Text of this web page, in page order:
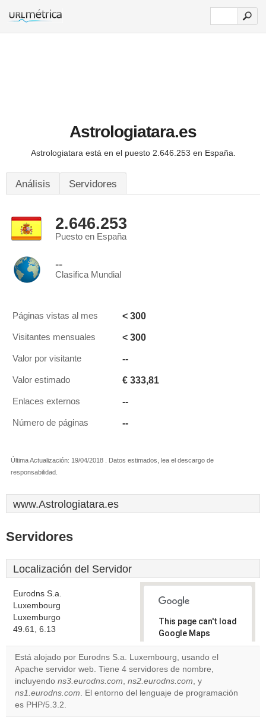
Astrologiatara.es
Astrologiatara está en el puesto 2.646.253 en España.
Análisis Servidores
2.646.253
Puesto en España
--
Clasifica Mundial
Páginas vistas al mes < 300
Visitantes mensuales < 300
Valor por visitante --
Valor estimado € 333,81
Enlaces externos --
Número de páginas --
Última Actualización: 19/04/2018 . Datos estimados, lea el descargo de
responsabilidad.
www.Astrologiatara.es
Servidores
Localización del Servidor
Eurodns S.a.
Luxembourg
Luxemburgo
49.61, 6.13
This page can't load
Google Maps
correctly.
Do you
own this
website?
Está alojado por Eurodns S.a. Luxembourg, usando el
Apache servidor web. Tiene 4 servidores de nombre,
incluyendo ns3.eurodns.com, ns2.eurodns.com, y
ns1.eurodns.com. El entorno del lenguaje de programación
es PHP/5.3.2.